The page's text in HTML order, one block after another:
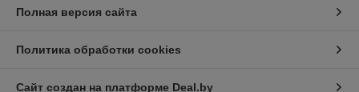
Полная версия сайта
Политика обработки cookies
Сайт создан на платформе Deal.by